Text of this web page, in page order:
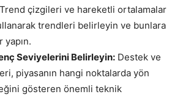
Trend çizgileri ve hareketli ortalamalar
trendleri belirleyin ve bunlara
yapın.
Seviyelerini Belirleyin: Destek ve
piyasanın hangi noktalarda yön
gösteren önemli teknik